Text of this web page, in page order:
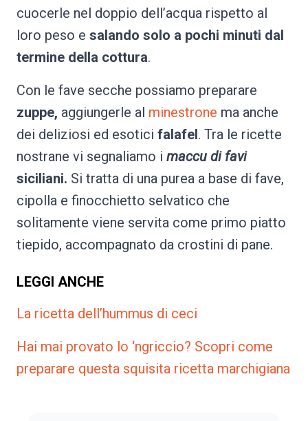
cuocerle nel doppio dell’acqua rispetto al
loro peso e salando solo a pochi minuti dal
termine della cottura.
Con le fave secche possiamo preparare
zuppe, aggiungerle al minestrone ma anche
dei deliziosi ed esotici falafel. Tra le ricette
nostrane vi segnaliamo i maccu di favi
siciliani. Si tratta di una purea a base di fave,
cipolla e finocchietto selvatico che
solitamente viene servita come primo piatto
tiepido, accompagnato da crostini di pane.
LEGGI ANCHE
La ricetta dell’hummus di ceci
Hai mai provato lo ‘ngriccio? Scopri come
preparare questa squisita ricetta marchigiana